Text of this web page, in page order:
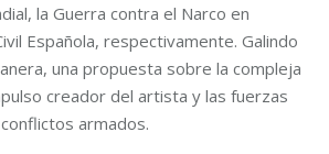
la Guerra contra el Narco en
Española, respectivamente. Galindo
una propuesta sobre la compleja
creador del artista y las fuerzas
armados.